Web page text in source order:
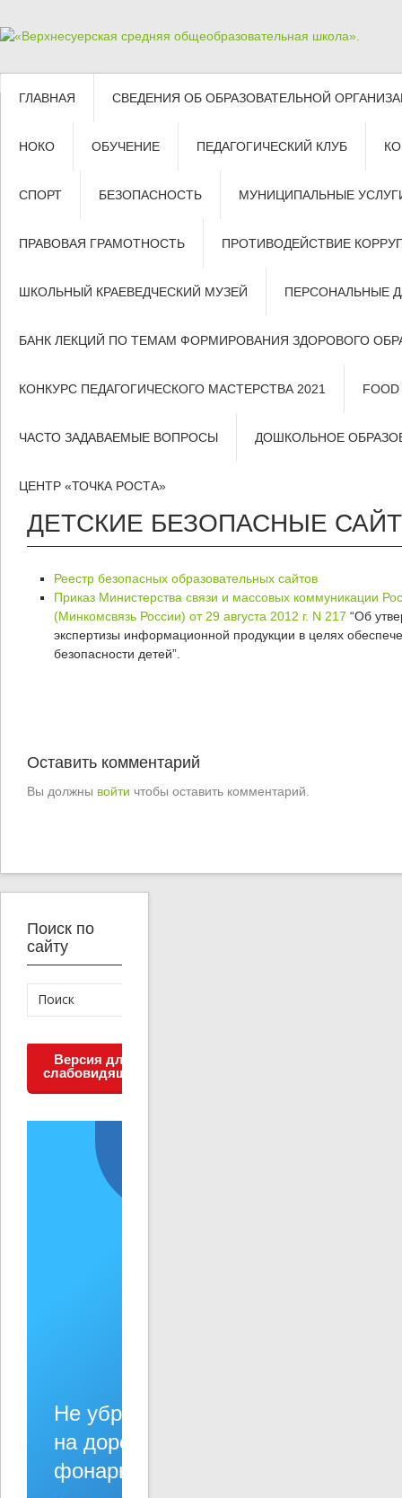
ГЛАВНАЯ СВЕДЕНИЯ ОБ ОБРАЗОВАТЕЛЬНОЙ
НОКО ОБУЧЕНИЕ ПЕДАГОГИЧЕСКИЙ КЛУБ
СПОРТ БЕЗОПАСНОСТЬ МУНИЦИПАЛЬНЫЕ
ПРАВОВАЯ ГРАМОТНОСТЬ ПРОТИВОДЕЙСТВИЕ
ШКОЛЬНЫЙ КРАЕВЕДЧЕСКИЙ МУЗЕЙ ПЕРСОНАЛЬНЫЕ
БАНК ЛЕКЦИЙ ПО ТЕМАМ ФОРМИРОВАНИЯ ЗДОРОВОГО
КОНКУРС ПЕДАГОГИЧЕСКОГО МАСТЕРСТВА 2021 FOOD
ЧАСТО ЗАДАВАЕМЫЕ ВОПРОСЫ ДОШКОЛЬНОЕ
ЦЕНТР «ТОЧКА РОСТА»
ДЕТСКИЕ БЕЗОПАСНЫЕ
Реестр безопасных образовательных сайтов
Приказ Министерства связи и массовых коммуникации
(Минкомсвязь России) от 29 августа 2012 г. N 217 “Об
экспертизы информационной продукции в целях
безопасности детей”.
Оставить комментарий
Вы должны войти чтобы оставить комментарий.
Поиск по
сайту
Версия для
слабовидящих
Не убран мусор, яма
на дороге, не горит
фонарь?